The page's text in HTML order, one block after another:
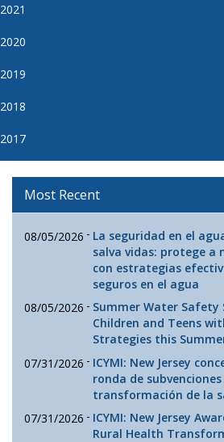
2021
2020
2019
2018
2017
Most Recent
08/05/2026 - La seguridad en el
salva vidas: protege a
con estrategias
seguros en el agua
08/05/2026 - Summer Water Safety
Children and Teens
Strategies this
07/31/2026 - ICYMI: New Jersey
ronda de
transformación de la
07/31/2026 - ICYMI: New Jersey
Rural Health